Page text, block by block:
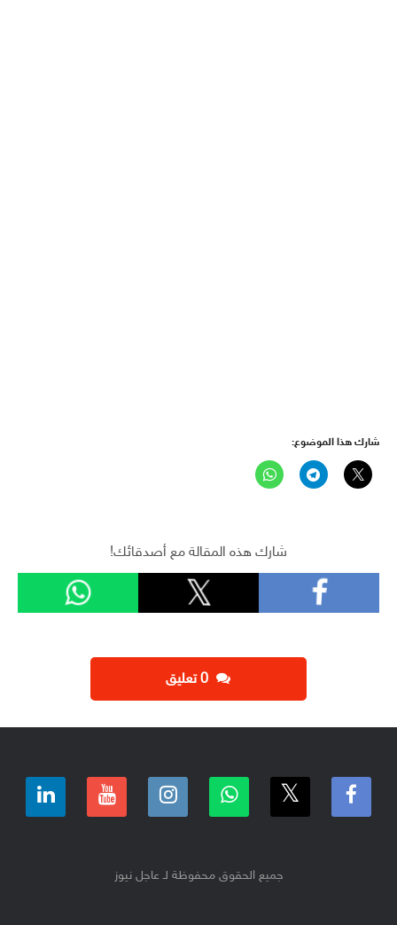
شارك هذا الموضوع:
شارك هذه المقالة مع أصدقائك!
جميع الحقوق محفوظة لـ عاجل نيوز